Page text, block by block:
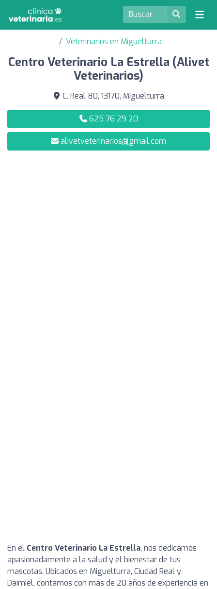
Veterinarios en Miguelturra
Centro Veterinario La Estrella (Alivet
Veterinarios)
C. Real 80, 13170, Miguelturra
625 76 29 20
alivetveterinarios@gmail.com
En el Centro Veterinario La Estrella, nos dedicamos
apasionadamente a la salud y el bienestar de tus
mascotas. Ubicados en Miguelturra, Ciudad Real y
Daimiel, contamos con más de 20 años de experiencia en